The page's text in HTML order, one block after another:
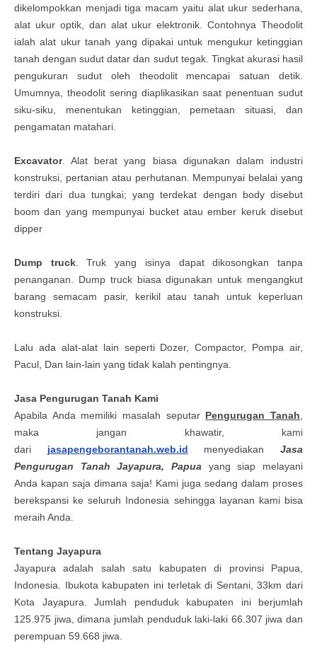
dikelompokkan menjadi tiga macam yaitu alat ukur sederhana,
alat ukur optik, dan alat ukur elektronik. Contohnya Theodolit
ialah alat ukur tanah yang dipakai untuk mengukur ketinggian
tanah dengan sudut datar dan sudut tegak. Tingkat akurasi hasil
pengukuran sudut oleh theodolit mencapai satuan detik.
Umumnya, theodolit sering diaplikasikan saat penentuan sudut
siku-siku, menentukan ketinggian, pemetaan situasi, dan
pengamatan matahari.
Excavator. Alat berat yang biasa digunakan dalam industri
konstruksi, pertanian atau perhutanan. Mempunyai belalai yang
terdiri dari dua tungkai; yang terdekat dengan body disebut
boom dan yang mempunyai bucket atau ember keruk disebut
dipper
Dump truck. Truk yang isinya dapat dikosongkan tanpa
penanganan. Dump truck biasa digunakan untuk mengangkut
barang semacam pasir, kerikil atau tanah untuk keperluan
konstruksi.
Lalu ada alat-alat lain seperti Dozer, Compactor, Pompa air,
Pacul, Dan lain-lain yang tidak kalah pentingnya.
Jasa Pengurugan Tanah Kami
Apabila Anda memiliki masalah seputar Pengurugan Tanah
maka jangan khawatir, kami
dari jasapengeborantanah.web.id menyediakanJasa
Pengurugan TanahJayapura, Papua yang siap melayani
Anda kapan saja dimana saja! Kami juga sedang dalam proses
berekspansi ke seluruh Indonesia sehingga layanan kami bisa
meraih Anda.
Tentang Jayapura
Jayapura adalah salah satu kabupaten di provinsi Papua,
Indonesia. Ibukota kabupaten ini terletak di Sentani, 33km dari
Kota Jayapura. Jumlah penduduk kabupaten ini berjumlah
125.975 jiwa, dimana jumlah penduduk laki-laki 66.307 jiwa dan
perempuan 59.668 jiwa.